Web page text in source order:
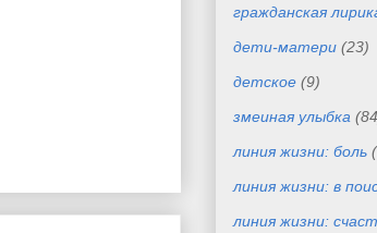
гражданская
дети-матери (23)
детское (9)
змеиная улыбка
линия жизни: боль
линия жизни: в
линия жизни: